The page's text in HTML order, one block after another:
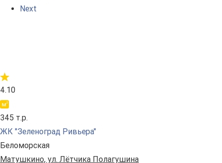
Next
4.10
345 т.р.
ЖК "Зеленоград Ривьера"
Беломорская
Матушкино, ул. Лётчика Полагушина